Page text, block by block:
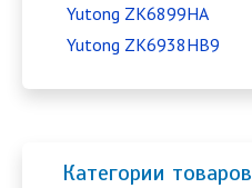
Yutong ZK6899HA
Yutong ZK6938HB9
Категории товаров